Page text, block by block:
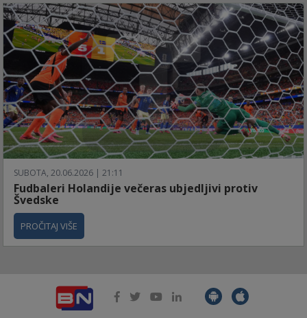
SUBOTA, 20.06.2026 | 21:11
Fudbaleri Holandije večeras ubjedljivi protiv
Švedske
PROČITAJ VIŠE